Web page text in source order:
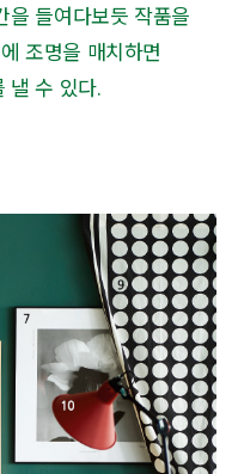
을 들여다보듯 작품을
조명을 매치하면
낼 수 있다.